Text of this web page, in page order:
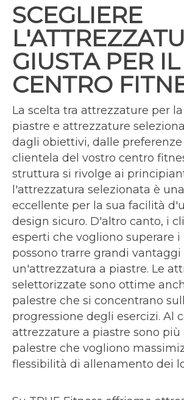
SCEGLIERE
GIUSTA PER IL
CENTRO
La scelta tra attrezzature per
piastre e attrezzature
dagli obiettivi, dalle preferenze
clientela del vostro centro
struttura si rivolge ai
l'attrezzatura selezionata è
eccellente per la sua facilità
design sicuro. D'altro canto, i
esperti che vogliono superare
possono trarre grandi vantaggi
un'attrezzatura a piastre. Le
selettorizzate sono ottime
palestre che si concentrano
progressione degli esercizi. Al
attrezzature a piastre sono più
palestre che vogliono
flessibilità di allenamento dei